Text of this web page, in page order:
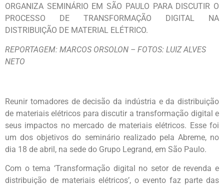
ORGANIZA SEMINÁRIO EM SÃO PAULO PARA DISCUTIR O
PROCESSO DE TRANSFORMAÇÃO DIGITAL NA
DISTRIBUIÇÃO DE MATERIAL ELÉTRICO.
REPORTAGEM: MARCOS ORSOLON – FOTOS: LUIZ ALVES
NETO
Reunir tomadores de decisão da indústria e da distribuição
de materiais elétricos para discutir a transformação digital e
seus impactos no mercado de materiais elétricos. Esse foi
um dos objetivos do seminário realizado pela Abreme, no
dia 18 de abril, na sede do Grupo Legrand, em São Paulo.
Com o tema ‘Transformação digital no setor de revenda e
distribuição de materiais elétricos’, o evento faz parte das